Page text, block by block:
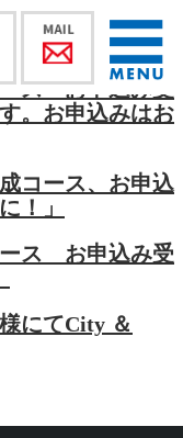
ース お申込み受
。お申込みはお
コース、お申込
！」
ース お申込み受
にてCity ＆